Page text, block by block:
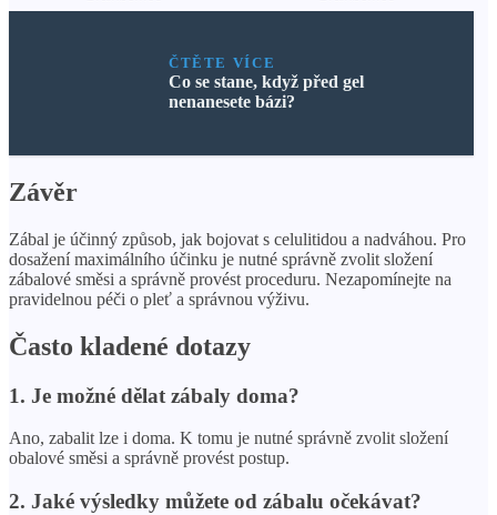
ČTĚTE VÍCE
Co se stane, když před gel
nenanesete bázi?
Závěr
Zábal je účinný způsob, jak bojovat s celulitidou a nadváhou. Pro
dosažení maximálního účinku je nutné správně zvolit složení
zábalové směsi a správně provést proceduru. Nezapomínejte na
pravidelnou péči o pleť a správnou výživu.
Často kladené dotazy
1. Je možné dělat zábaly doma?
Ano, zabalit lze i doma. K tomu je nutné správně zvolit složení
obalové směsi a správně provést postup.
2. Jaké výsledky můžete od zábalu očekávat?